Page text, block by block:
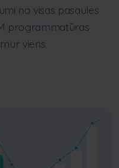
no visas pasaules
programmatūras
viens.